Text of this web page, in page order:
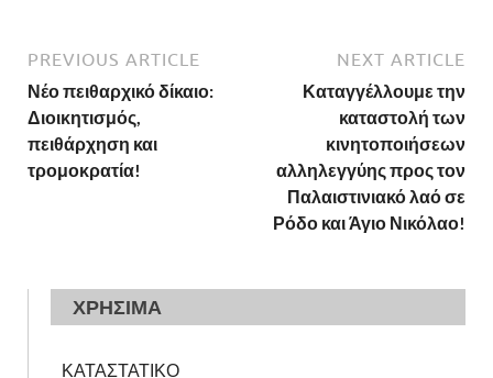
PREVIOUS ARTICLE
Νέο πειθαρχικό δίκαιο:
Διοικητισμός,
πειθάρχηση και
τρομοκρατία!
NEXT ARTICLE
Καταγγέλλουμε την
καταστολή των
κινητοποιήσεων
αλληλεγγύης προς τον
Παλαιστινιακό λαό σε
Ρόδο και Άγιο Νικόλαο!
ΧΡΗΣΙΜΑ
ΚΑΤΑΣΤΑΤΙΚΟ